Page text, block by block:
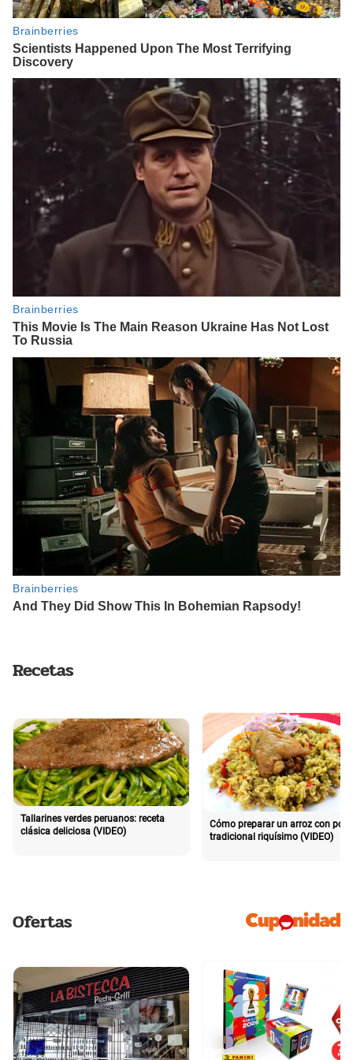
Recetas
Tallarines verdes peruanos: receta
clásica deliciosa (VIDEO)
Cómo preparar un arroz con pollo
tradicional riquísimo (VIDEO)
Ofertas